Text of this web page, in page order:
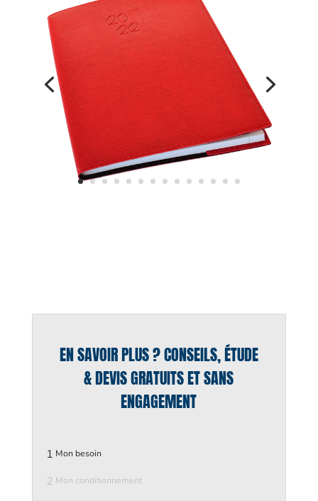
EN SAVOIR PLUS ? CONSEILS, ÉTUDE
& DEVIS GRATUITS ET SANS
ENGAGEMENT
1 Mon besoin
2 Mon conditionnement